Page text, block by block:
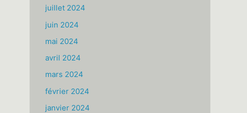
juillet 2024
juin 2024
mai 2024
avril 2024
mars 2024
février 2024
janvier 2024